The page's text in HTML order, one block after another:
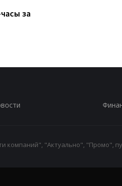
за
компаний", "Актуально", "Промо",